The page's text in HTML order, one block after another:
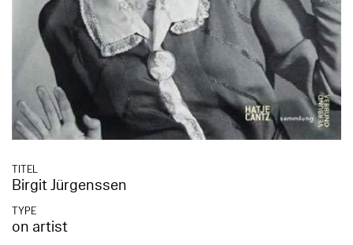
TITEL
Birgit Jürgenssen
TYPE
on artist